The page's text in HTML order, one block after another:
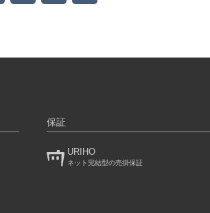
保証
URIHO
ネット完結型の売掛保証